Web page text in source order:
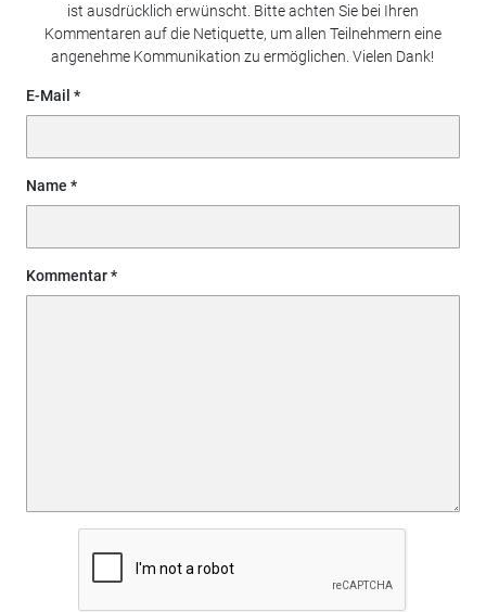
ist ausdrücklich erwünscht. Bitte achten Sie bei Ihren
Kommentaren auf die Netiquette, um allen Teilnehmern eine
angenehme Kommunikation zu ermöglichen. Vielen Dank!
E-Mail
Name
Kommentar